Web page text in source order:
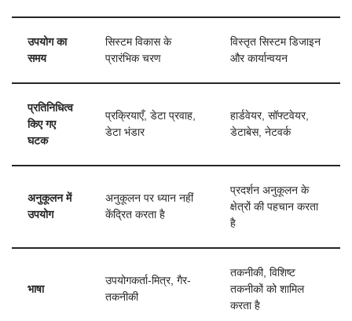
उपयोग का
समय
सिस्टम विकास के
प्रारंभिक चरण
विस्तृत सिस्टम डिजाइन
और कार्यान्वयन
प्रतिनिधित्व
किए गए
घटक
प्रक्रियाएँ, डेटा प्रवाह,
डेटा भंडार
हार्डवेयर, सॉफ्टवेयर,
डेटाबेस, नेटवर्क
अनुकूलन में
उपयोग
अनुकूलन पर ध्यान नहीं
केंद्रित करता है
प्रदर्शन अनुकूलन के
क्षेत्रों की पहचान करता
है
भाषा
उपयोगकर्ता-मित्र, गैर-
तकनीकी
तकनीकी, विशिष्ट
तकनीकों को शामिल
करता है